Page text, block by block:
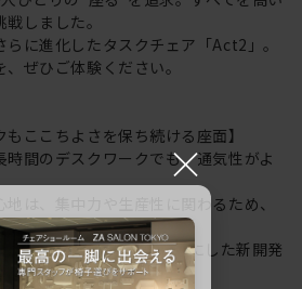
しました。
に進化したタスクチェア「Act2」。
ぜひご体験ください。
もここちよさを保ち続ける座面】
間のデスクワークでも、通気性がよ
は、集中力や生産性に関わるため、
トに。
た “呼吸する座面”を可能にした新開発
採用。
×